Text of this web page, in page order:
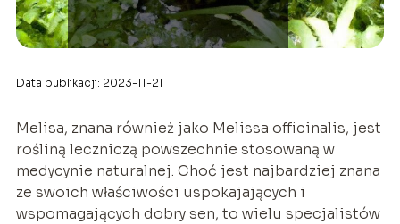
Data publikacji: 2023-11-21
Melisa, znana również jako Melissa officinalis, jest
rośliną leczniczą powszechnie stosowaną w
medycynie naturalnej. Choć jest najbardziej znana
ze swoich właściwości uspokajających i
wspomagających dobry sen, to wielu specjalistów